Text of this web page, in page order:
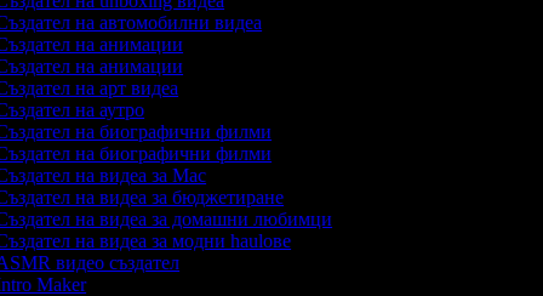
на автомобилни видеа
на анимации
на анимации
на арт видеа
на аутро
на биографични филми
на биографични филми
на видеа за Mac
на видеа за бюджетиране
на видеа за домашни любимци
на видеа за модни haulове
видео създател
Maker